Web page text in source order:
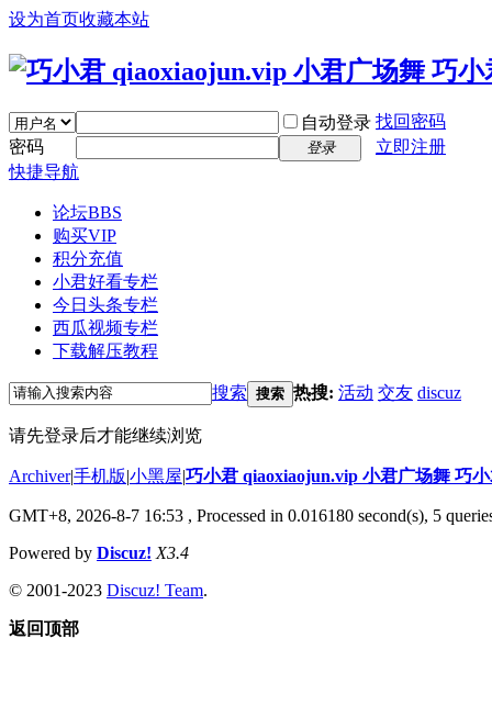
设为首页收藏本站
自动登录 找回密码
密码
登录
立即注册
快捷导航
论坛BBS
购买VIP
积分充值
小君好看专栏
今日头条专栏
西瓜视频专栏
下载解压教程
搜索 搜索 热搜: 活动 交友 discuz
请先登录后才能继续浏览
Archiver|手机版|小黑屋|巧小君 qiaoxiaojun.vip 小君广场舞 巧
GMT+8, 2026-8-7 16:53 , Processed in 0.016180 second(s), 5
Powered by Discuz! X3.4
© 2001-2023 Discuz! Team.
返回顶部